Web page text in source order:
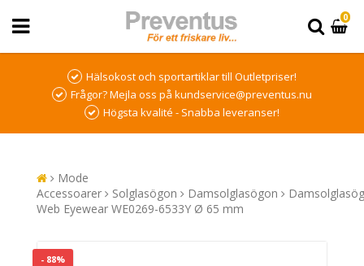
0
Hälsokost och sportartiklar till Outletpriser!
Frågor? Mejla oss på kundservice@preventus.nu
Högsta kvalité - Snabba leveranser!
Mode
Accessoarer
Solglasögon Damsolglasögon
Web Eyewear WE0269-6533Y Ø 65 mm
- 88%